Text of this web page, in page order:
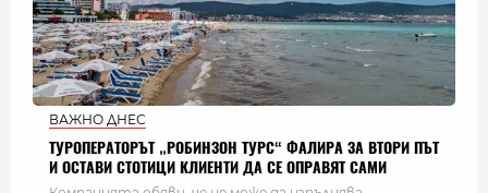
ВАЖНО ДНЕС
ТУРОПЕРАТОРЪТ „РОБИНЗОН ТУРС“ ФАЛИРА ЗА ВТОРИ ПЪТ
И ОСТАВИ СТОТИЦИ КЛИЕНТИ ДА СЕ ОПРАВЯТ САМИ